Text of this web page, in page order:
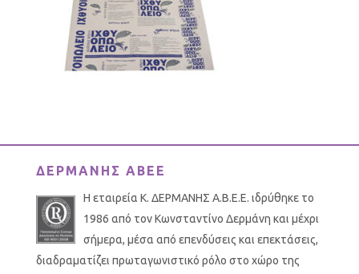
ΔΕΡΜΑΝΗΣ ΑΒΕΕ
Η εταιρεία Κ. ΔΕΡΜΑΝΗΣ Α.Β.Ε.Ε. ιδρύθηκε το
1986 από τον Κωνσταντίνο Δερμάνη και μέχρι
σήμερα, μέσα από επενδύσεις και επεκτάσεις,
διαδραματίζει πρωταγωνιστικό ρόλο στο χώρο της